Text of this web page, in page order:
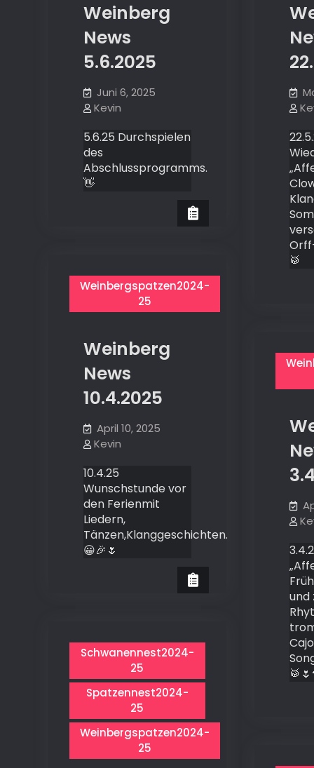
Weinberg
News
5.6.2025
Juni 6, 2025
Kevin
5.6.25 Durchspielen
des
Abschlussprogramms.
👋
🥁
Weinbergspatzen2024-
25
Weinberg
News
10.4.2025
April 10, 2025
Kevin
10.4.25
Wunschstunde vor
den Ferienmit
Liedern,
Tänzen,Klanggeschichten.
😀🎉🌷
und
Schwanennest2024-
25
Spatzennest2024-
25
Weinbergspatzen2024-
25